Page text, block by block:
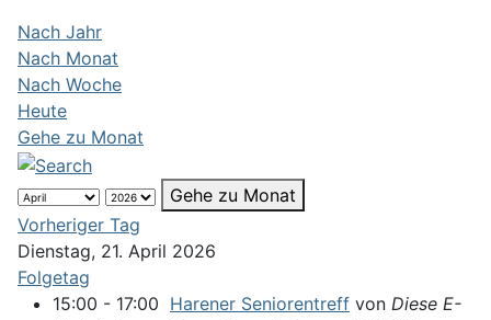
Nach Jahr
Nach Monat
Nach Woche
Heute
Gehe zu Monat
Gehe zu Monat
Vorheriger Tag
Dienstag, 21. April 2026
Folgetag
15:00 - 17:00 Harener Seniorentreff von Diese E-